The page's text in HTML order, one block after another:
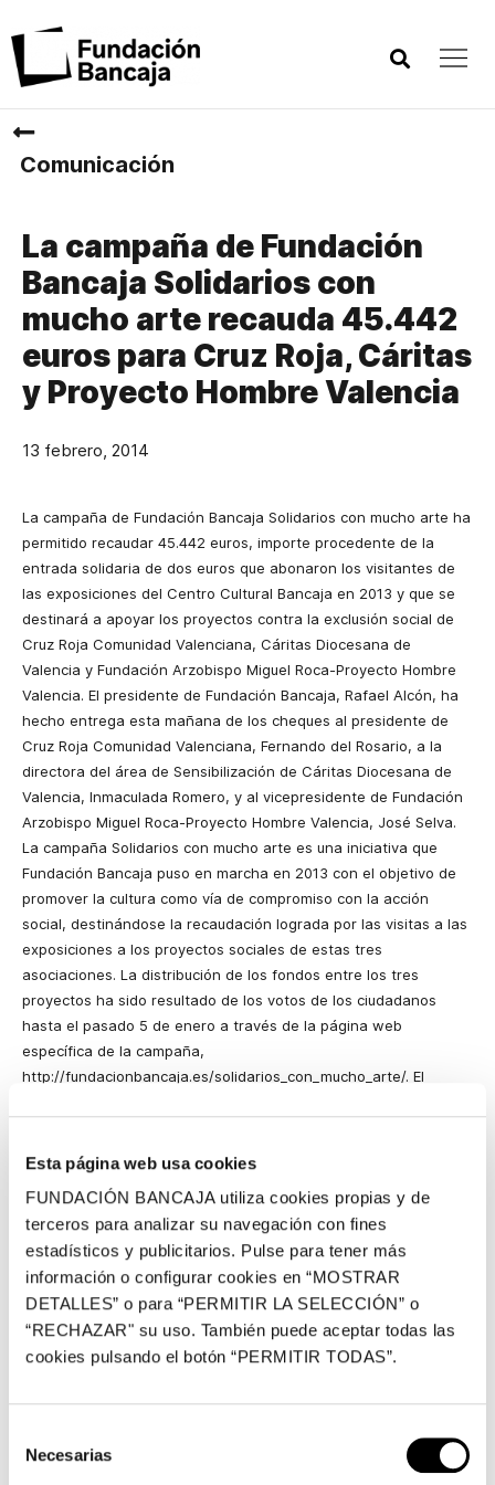
Esta página web usa cookies
FUNDACIÓN BANCAJA utiliza cookies propias y de
terceros para analizar su navegación con fines
estadísticos y publicitarios. Pulse para tener más
información o configurar cookies en “MOSTRAR
DETALLES” o para “PERMITIR LA SELECCIÓN” o
“RECHAZAR" su uso. También puede aceptar todas las
cookies pulsando el botón “PERMITIR TODAS”.
Necesarias
Comunicación
La campaña de Fundación
Bancaja Solidarios con
mucho arte recauda 45.442
euros para Cruz Roja, Cáritas
y Proyecto Hombre Valencia
13 febrero, 2014
La campaña de Fundación Bancaja Solidarios con mucho arte ha
permitido recaudar 45.442 euros, importe procedente de la
entrada solidaria de dos euros que abonaron los visitantes de
las exposiciones del Centro Cultural Bancaja en 2013 y que se
destinará a apoyar los proyectos contra la exclusión social de
Cruz Roja Comunidad Valenciana, Cáritas Diocesana de
Valencia y Fundación Arzobispo Miguel Roca-Proyecto Hombre
Valencia. El presidente de Fundación Bancaja, Rafael Alcón, ha
hecho entrega esta mañana de los cheques al presidente de
Cruz Roja Comunidad Valenciana, Fernando del Rosario, a la
directora del área de Sensibilización de Cáritas Diocesana de
Valencia, Inmaculada Romero, y al vicepresidente de Fundación
Arzobispo Miguel Roca-Proyecto Hombre Valencia, José Selva.
La campaña Solidarios con mucho arte es una iniciativa que
Fundación Bancaja puso en marcha en 2013 con el objetivo de
promover la cultura como vía de compromiso con la acción
social, destinándose la recaudación lograda por las visitas a las
exposiciones a los proyectos sociales de estas tres
asociaciones. La distribución de los fondos entre los tres
proyectos ha sido resultado de los votos de los ciudadanos
hasta el pasado 5 de enero a través de la página web
específica de la campaña,
http://fundacionbancaja.es/solidarios_con_mucho_arte/. El
contemplan las bases de la campaña.
El recuento final de votos ha situado a Cruz Roja Comunidad
Valenciana como la asociación que ha recibido mayor apoyo y
su proyecto recibirá 22.721 euros. La entidad destinará estos
fondos a su programa de fomento del empleo e integración
laboral de colectivos vulnerables, un proyecto que se desarrolla
en la Comunidad Valenciana y que se centra en los colectivos
de personas desempleadas de larga duración, mujeres con
dificultades, personas inmigrantes, personas refugiadas o
tienen una baja cualificación.
Cáritas Diocesana de Valencia recibirá 13.632 euros. La entidad